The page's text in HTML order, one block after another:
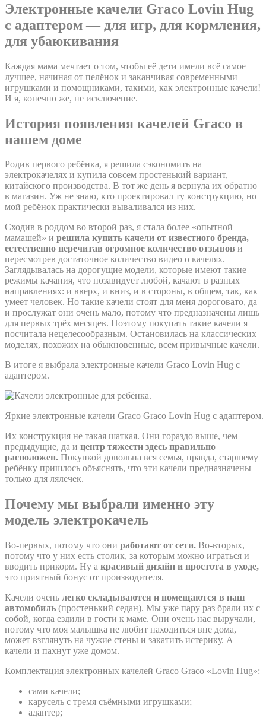
Электронные качели Graco Lovin Hug
с адаптером — для игр, для кормления,
для убаюкивания
Каждая мама мечтает о том, чтобы её дети имели всё самое
лучшее, начиная от пелёнок и заканчивая современными
игрушками и помощниками, такими, как электронные качели!
И я, конечно же, не исключение.
История появления качелей Graco в
нашем доме
Родив первого ребёнка, я решила сэкономить на
электрокачелях и купила совсем простенький вариант,
китайского производства. В тот же день я вернула их обратно
в магазин. Уж не знаю, кто проектировал ту конструкцию, но
мой ребёнок практически вываливался из них.
Сходив в роддом во второй раз, я стала более «опытной
мамашей» и решила купить качели от известного бренда,
естественно перечитав огромное количество отзывов и
пересмотрев достаточное количество видео о качелях.
Заглядывалась на дорогущие модели, которые имеют такие
режимы качания, что позавидует любой, качают в разных
направлениях: и вверх, и вниз, и в стороны, в общем, так, как
умеет человек. Но такие качели стоят для меня дороговато, да
и прослужат они очень мало, потому что предназначены лишь
для первых трёх месяцев. Поэтому покупать такие качели я
посчитала нецелесообразным. Остановилась на классических
моделях, похожих на обыкновенные, всем привычные качели.
В итоге я выбрала электронные качели Graco Lovin Hug с
адаптером.
Яркие электронные качели Graco Graco Lovin Hug с адаптером.
Их конструкция не такая шаткая. Они гораздо выше, чем
предыдущие, да и центр тяжести здесь правильно
расположен. Покупкой довольна вся семья, правда, старшему
ребёнку пришлось объяснять, что эти качели предназначены
только для лялечек.
Почему мы выбрали именно эту
модель электрокачель
Во-первых, потому что они работают от сети. Во-вторых,
потому что у них есть столик, за которым можно играться и
вводить прикорм. Ну а красивый дизайн и простота в уходе,
это приятный бонус от производителя.
Качели очень легко складываются и помещаются в наш
автомобиль (простенький седан). Мы уже пару раз брали их с
собой, когда ездили в гости к маме. Они очень нас выручали,
потому что моя малышка не любит находиться вне дома,
может взглянуть на чужие стены и закатить истерику. А
качели и пахнут уже домом.
Комплектация электронных качелей Graco Graco «Lovin Hug»:
сами качели;
карусель с тремя съёмными игрушками;
адаптер;